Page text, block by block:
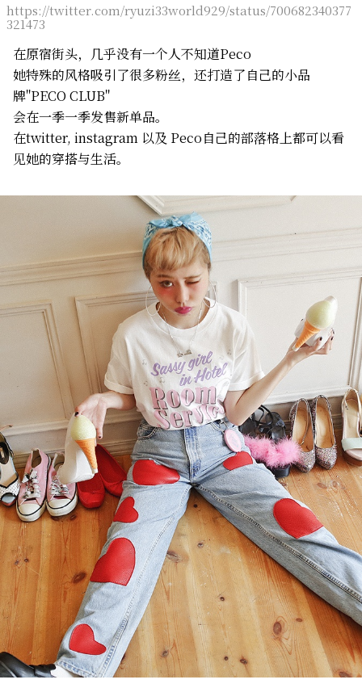
https://twitter.com/ryuzi33world929/status/700682340377
321473
在原宿街头，几乎没有一个人不知道Peco
她特殊的风格吸引了很多粉丝，还打造了自己的小品
牌"PECO CLUB"
会在一季一季发售新单品。
在twitter, instagram 以及 Peco自己的部落格上都可以看
见她的穿搭与生活。